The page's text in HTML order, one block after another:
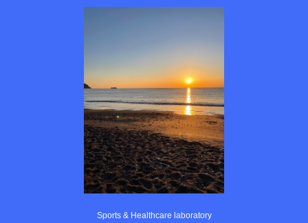
Sports & Healthcare laboratory